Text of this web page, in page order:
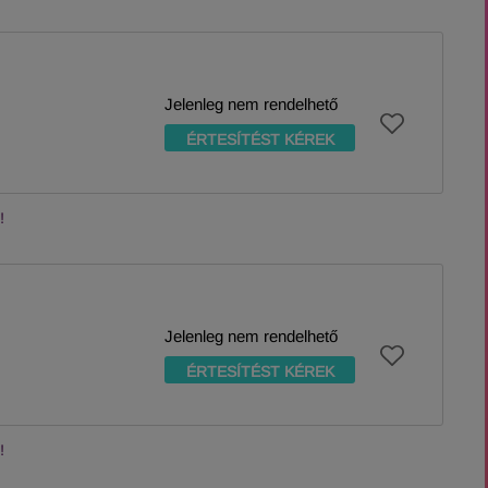
Jelenleg nem rendelhető
ÉRTESÍTÉST KÉREK
Jelenleg nem rendelhető
ÉRTESÍTÉST KÉREK